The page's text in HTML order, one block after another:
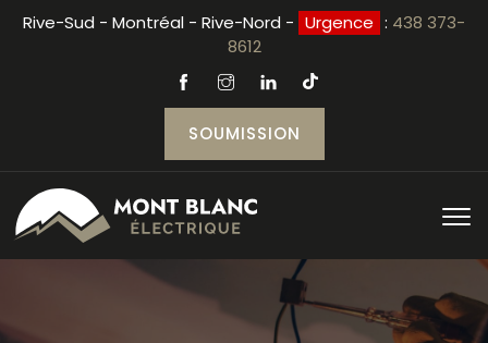
Rive-Sud - Montréal - Rive-Nord - Urgence : 438 373-
8612
SOUMISSION